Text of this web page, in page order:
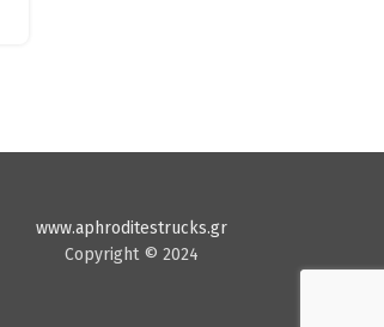
www.aphroditestrucks.gr
Copyright © 2024